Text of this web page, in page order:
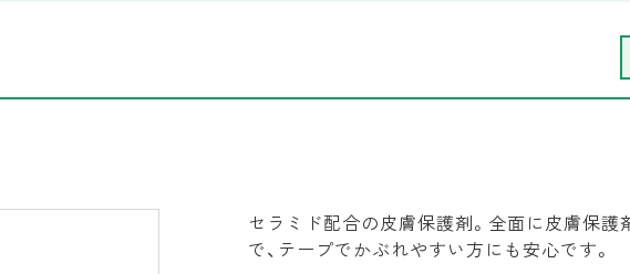
セラミド配合の皮膚保護剤。全面に皮膚保護
で、テープでかぶれやすい方にも安心です。